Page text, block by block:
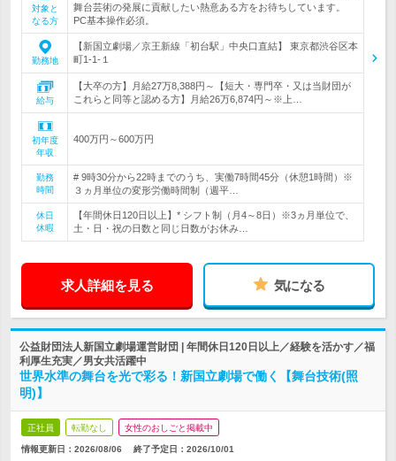
対象と
なる方
舞台芸術の発展に貢献したい熱意ある方をお待ちしています。
PC基本操作必須。
勤務地
【新国立劇場／京王新線「初台駅」中央口直結】 東京都渋谷区本
町1-1-１
給与
【大卒の方】月給27万8,388円～【短大・専門卒・又は当財団が
これらと同等と認める方】月給26万6,874円～※上…
初年度
年収
400万円～600万円
勤務
時間
# 9時30分から22時までのうち、実働7時間45分（休憩1時間）※
３ヵ月単位の変形労働時間制（週平…
休日
休暇
【年間休日120日以上】* シフト制（月4～8日）※3ヵ月単位で、
土・日・祝の日数と同じ日数がお休み…
求人詳細を見る 気になる
公益財団法人新国立劇場運営財団 | 年間休日120日以上／経験を活かす／福
利厚生充実／男女共活躍中
世界水準の舞台を光で彩る！新国立劇場で働く【舞台技術(照
明)】
正社員 転勤なし 女性のおしごと掲載中
情報更新日：2026/08/06 終了予定日： 2026/10/01